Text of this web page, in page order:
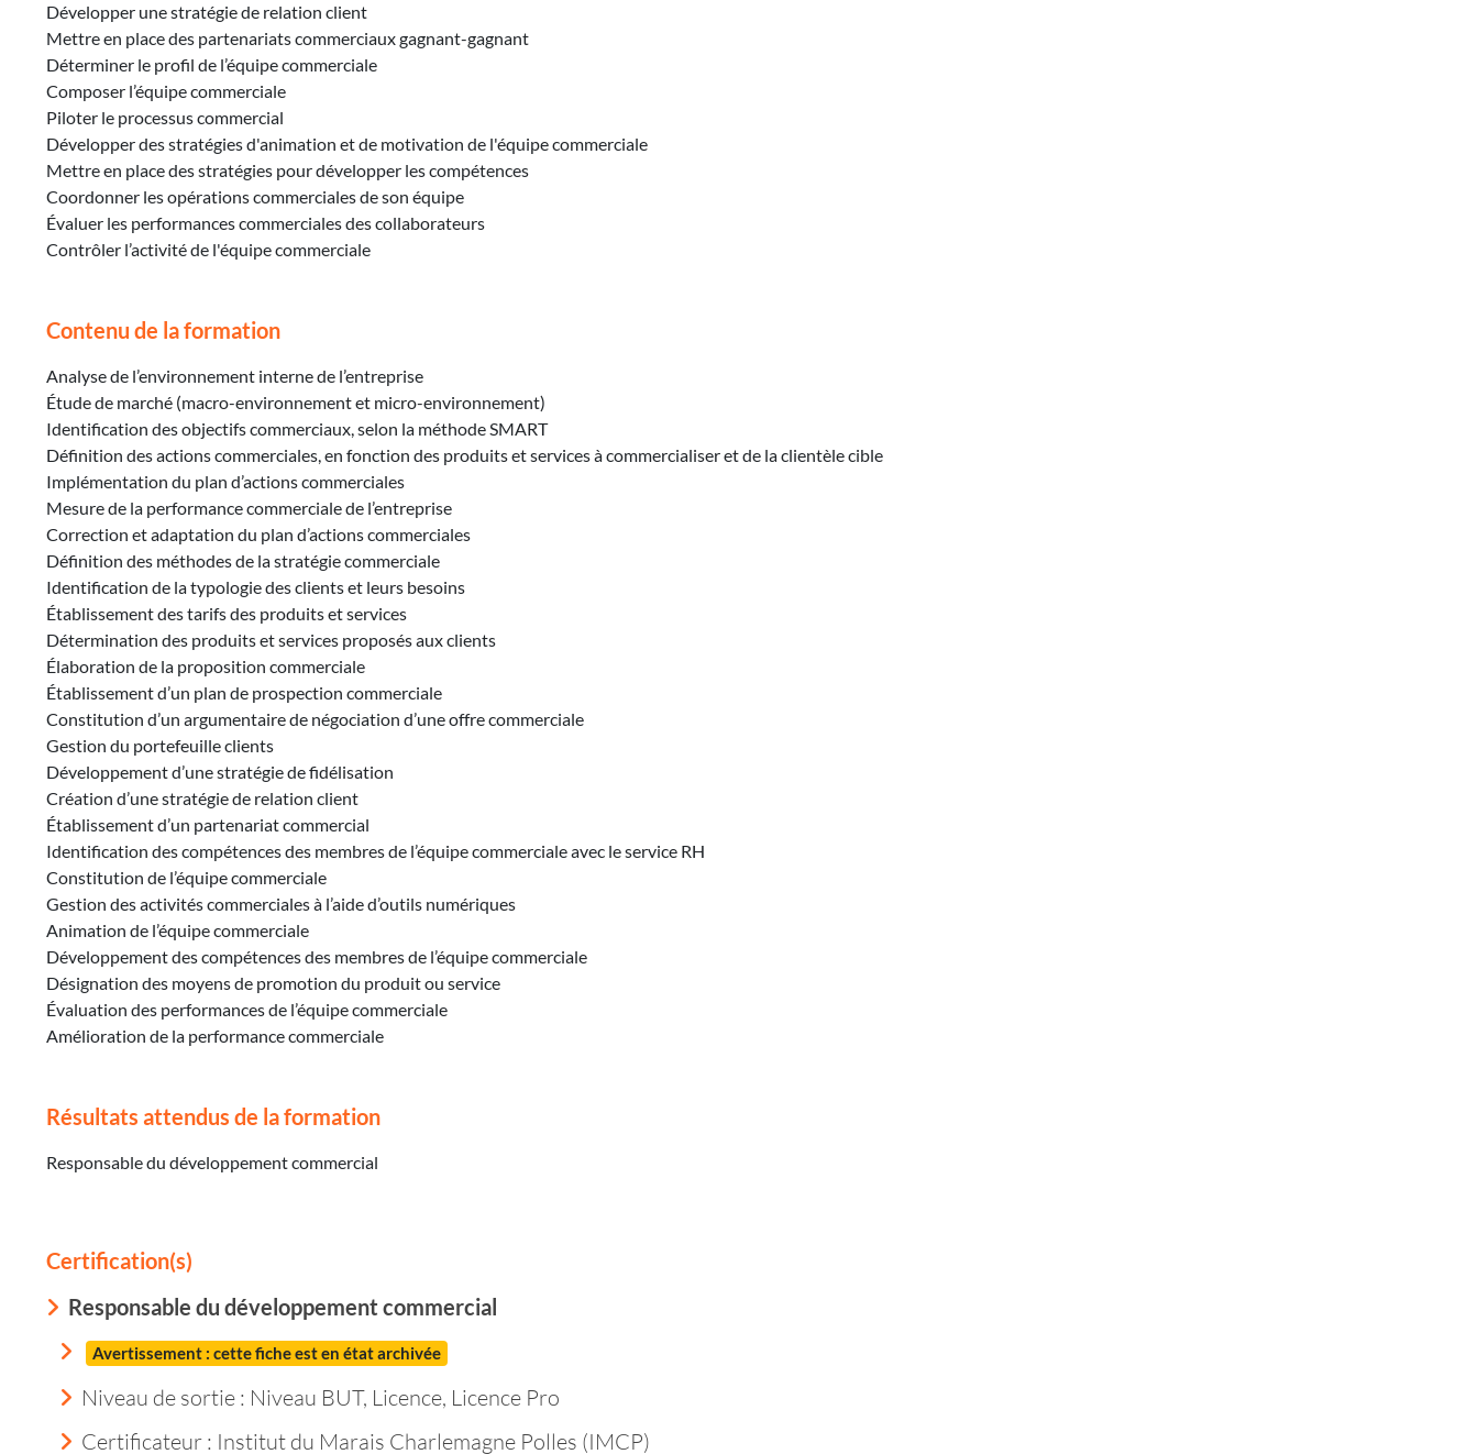
Développer une stratégie de relation client
Mettre en place des partenariats commerciaux gagnant-gagnant
Déterminer le profil de l’équipe commerciale
Composer l’équipe commerciale
Piloter le processus commercial
Développer des stratégies d'animation et de motivation de l'équipe commerciale
Mettre en place des stratégies pour développer les compétences
Coordonner les opérations commerciales de son équipe
Évaluer les performances commerciales des collaborateurs
Contrôler l’activité de l'équipe commerciale
Contenu de la formation
Analyse de l’environnement interne de l’entreprise
Étude de marché (macro-environnement et micro-environnement)
Identification des objectifs commerciaux, selon la méthode SMART
Définition des actions commerciales, en fonction des produits et services à commercialiser et de la clientèle cible
Implémentation du plan d’actions commerciales
Mesure de la performance commerciale de l’entreprise
Correction et adaptation du plan d’actions commerciales
Définition des méthodes de la stratégie commerciale
Identification de la typologie des clients et leurs besoins
Établissement des tarifs des produits et services
Détermination des produits et services proposés aux clients
Élaboration de la proposition commerciale
Établissement d’un plan de prospection commerciale
Constitution d’un argumentaire de négociation d’une offre commerciale
Gestion du portefeuille clients
Développement d’une stratégie de fidélisation
Création d’une stratégie de relation client
Établissement d’un partenariat commercial
Identification des compétences des membres de l’équipe commerciale avec le service RH
Constitution de l’équipe commerciale
Gestion des activités commerciales à l’aide d’outils numériques
Animation de l’équipe commerciale
Développement des compétences des membres de l’équipe commerciale
Désignation des moyens de promotion du produit ou service
Évaluation des performances de l’équipe commerciale
Amélioration de la performance commerciale
Résultats attendus de la formation
Responsable du développement commercial
Certification(s)
Responsable du développement commercial
Avertissement : cette fiche est en état archivée
Niveau de sortie : Niveau BUT, Licence, Licence Pro
Certificateur : Institut du Marais Charlemagne Polles (IMCP)